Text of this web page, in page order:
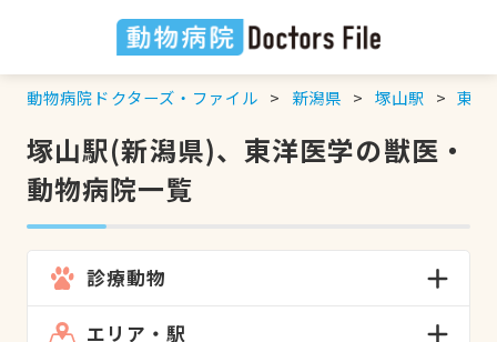
動物病院ドクターズ・ファイル 新潟県 塚山駅 東洋
塚山駅(新潟県)、東洋医学の獣医・
動物病院一覧
診療動物
エリア・駅